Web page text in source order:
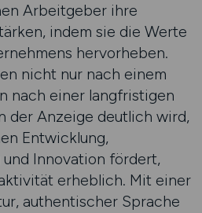
Arbeitgeber ihre
indem sie die Werte
hervorheben.
nicht nur nach einem
nach einer langfristigen
der Anzeige deutlich wird,
Entwicklung,
Innovation fördert,
erheblich. Mit einer
authentischer Sprache